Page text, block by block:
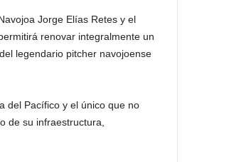
Jorge Elías Retes y el
renovar integralmente un
legendario pitcher navojoense
del Pacífico y el único que no
de su infraestructura,